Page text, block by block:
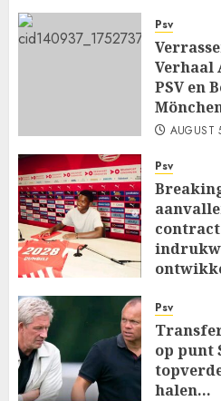
Psv
Verhaal
PSV en
AUGUST
Psv
contract
Psv
op punt
halen…